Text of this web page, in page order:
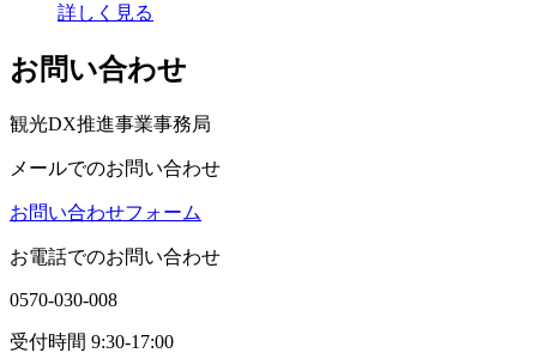
詳しく見る
お問い合わせ
観光DX推進事業事務局
メールでのお問い合わせ
お問い合わせフォーム
お電話でのお問い合わせ
0570-030-008
受付時間 9:30-17:00